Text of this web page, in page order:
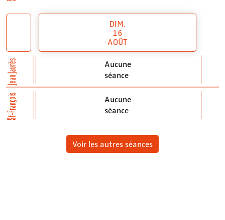
Jean Jaurès
St-François
DIM.
16
AOÛT
Aucune
séance
Aucune
séance
Voir les autres séances